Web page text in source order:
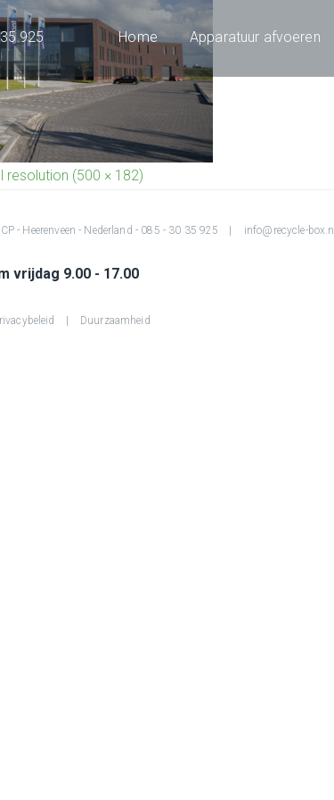
925 Home Apparatuur afvoeren
resolution (500 × 182)
- Heerenveen - Nederland - 085 - 30 35 925 info@recycle-box.nl
vrijdag 9.00 - 17.00
Duurzaamheid